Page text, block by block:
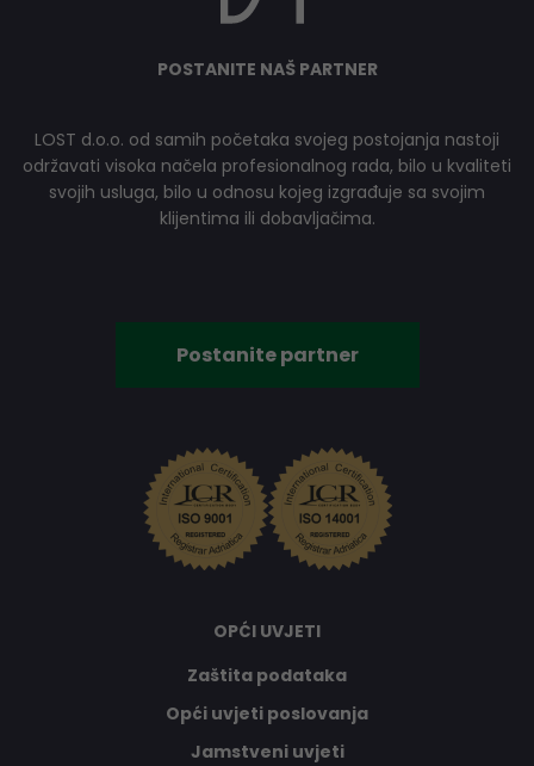
POSTANITE NAŠ PARTNER
LOST d.o.o. od samih početaka svojeg postojanja nastoji
održavati visoka načela profesionalnog rada, bilo u kvaliteti
svojih usluga, bilo u odnosu kojeg izgrađuje sa svojim
klijentima ili dobavljačima.
Postanite partner
OPĆI UVJETI
Zaštita podataka
Opći uvjeti poslovanja
Jamstveni uvjeti